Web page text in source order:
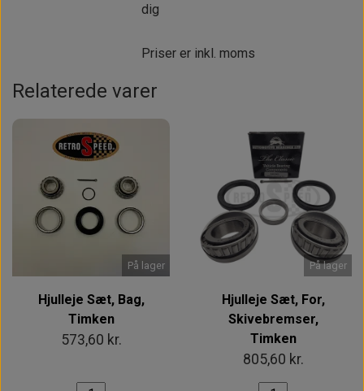
dig
Priser er inkl. moms
Relaterede varer
På lager
Hjulleje Sæt, Bag,
Timken
573,60 kr.
På lager
Hjulleje Sæt, For,
Skivebremser,
Timken
805,60 kr.